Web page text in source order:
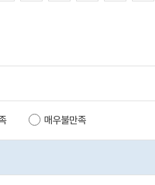
매우불만족